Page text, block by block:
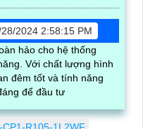
2024 2:58:15 PM
hảo cho hệ thống
hình
đêm tốt và tính năng
để đầu tư